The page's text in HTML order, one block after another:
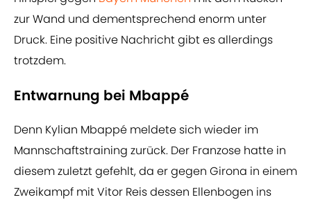
zur Wand und dementsprechend enorm unter
Druck. Eine positive Nachricht gibt es allerdings
trotzdem.
Entwarnung bei Mbappé
Denn Kylian Mbappé meldete sich wieder im
Mannschaftstraining zurück. Der Franzose hatte in
diesem zuletzt gefehlt, da er gegen Girona in einem
Zweikampf mit Vitor Reis dessen Ellenbogen ins